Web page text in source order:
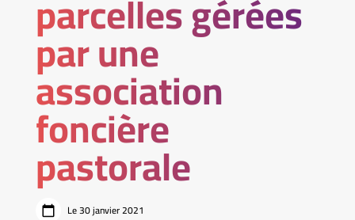
parcelles gérées
par une
association
foncière
pastorale
Le 30 janvier 2021